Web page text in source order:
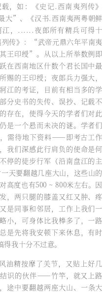
，如：《史记.西南夷列传》
大”、《汉书.西南夷两粤朝鲜
，......夜郎所有精兵可得十
传》：“武帝元鼎六年平南夷
王印绶”。从以上所举数例即
在西南地区什数个君长国中最
赐的王印绶；夜郎兵力强大，
江的考证，目前有相当多的学
分史书的失传、误抄、记载不
存在，使得今天的学者们对此
是一个悬而未决的谜。学者们
需待地下资料——即考古工作
我们深感此行肩负的使命是何
停的徒步行军（沿南盘江的主
天要翻越几座大山，这些山的
高度也有500 ~ 800米左右。因
，两只腿的膝盖又红又肿、疼
是同事和邻居，工作上我们一
小，可身体比我棒多了，一路
是先将我安顿下来休息，有时
我十分不过意。
油精按摩了关节，又贴上好几
识的伙伴——竹竿，就又上路
途中要翻越两座大山、一条大